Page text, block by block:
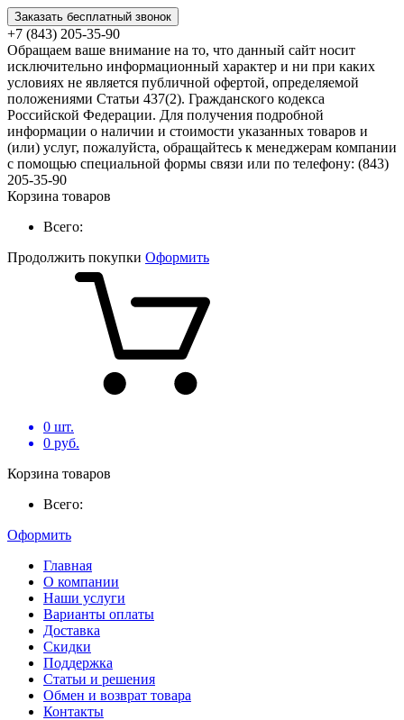
Заказать бесплатный звонок
+7 (843) 205-35-90
Обращаем ваше внимание на то, что данный сайт носит
исключительно информационный характер и ни при каких
условиях не является публичной офертой, определяемой
положениями Статьи 437(2). Гражданского кодекса
Российской Федерации. Для получения подробной
информации о наличии и стоимости указанных товаров и
(или) услуг, пожалуйста, обращайтесь к менеджерам компании
с помощью специальной формы связи или по телефону: (843)
205-35-90
Корзина товаров
Всего:
Продолжить покупки Оформить
0 шт.
0 руб.
Корзина товаров
Всего:
Оформить
Главная
О компании
Наши услуги
Варианты оплаты
Доставка
Скидки
Поддержка
Статьи и решения
Обмен и возврат товара
Контакты